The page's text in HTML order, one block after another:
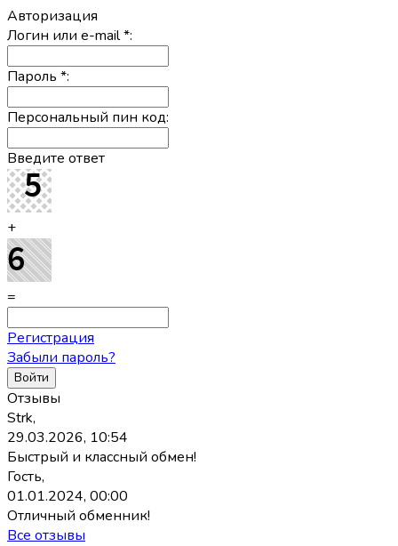
Авторизация
Логин или e-mail*:
Пароль *:
Персональный пин код:
Введите ответ
+
=
Регистрация
Забыли пароль?
Отзывы
Strk,
29.03.2026, 10:54
Быстрый и классный обмен!
Гость,
01.01.2024, 00:00
Отличный обменник!
Все отзывы